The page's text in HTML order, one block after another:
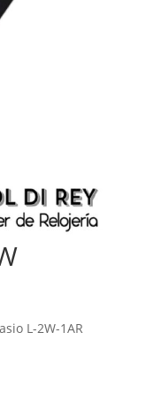
L-2W-1AR